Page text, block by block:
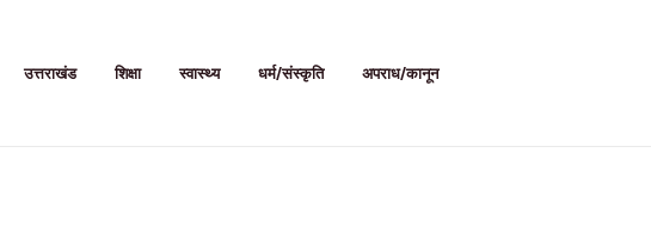
उत्तराखंड शिक्षा स्वास्थ्य धर्म/संस्कृति अपराध/कानून